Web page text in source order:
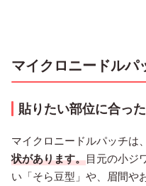
マイクロニードルパ
貼りたい部位に合っ
マイクロニードルパッチは、
状があります。目元の小ジ
い「そら豆型」や、眉間や